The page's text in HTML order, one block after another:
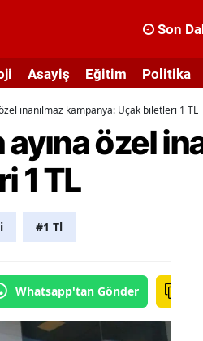
Son
Asayiş Eğitim Politika
inanılmaz kampanya: Uçak biletleri 1 TL
özel
1 TL
#1 Tl
Whatsapp'tan Gönder